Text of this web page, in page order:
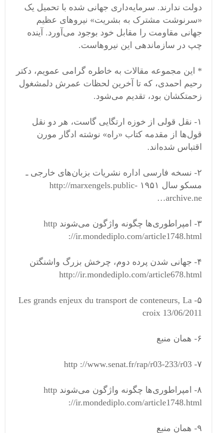
دولت ندارند. سرمایه‌داری جهانی شده با تحمیل یک
«سرنوشت مشترک به بشریت» نیروهای عظیم
جهانی مقاومت را مقابل خود بوجود می‌آورد. آینده
چپ در سازماندهی این نیروهاست.
* این مجموعه مقالات به خاطره گرامی‌ عمویم، دکتر
رحیم احمدی، که تا آخرین لحظات عمرش دلمشغول
زحمتکشان بود، تقدیم می‌شود.
۱- نقل قولی از خوزه ارتگایی گاست، هر دو نقل
قول‌ها از مقدمه کتاب «راه» نوشته ادگار مورن
اقتباس شده‌اند.
۲- نسخه فارسى اداره نشریات بزبان‌هاى خارجى ـ
مسکو سال ١٩۵١ http://marxengels.public-
archive.ne…
۳- امپراطوری‌ها چگونه واژگون می‌شوند http
://ir.mondediplo.com/article1748.html
۴- جهانی شدن پرده دوم، چرخش بزرگ واشنگتن
http://ir.mondediplo.com/article678.html
۵- Les grands enjeux du transport de conteneurs, La
croix 13/06/2011
۶- همان منبع
۷- http ://www.senat.fr/rap/r03-233/r03
۸- امپراطوری‌ها چگونه واژگون می‌شوند http
://ir.mondediplo.com/article1748.html
۹- همان منبع